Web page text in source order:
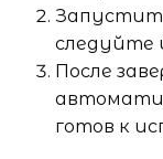
следуйте
После
готов к